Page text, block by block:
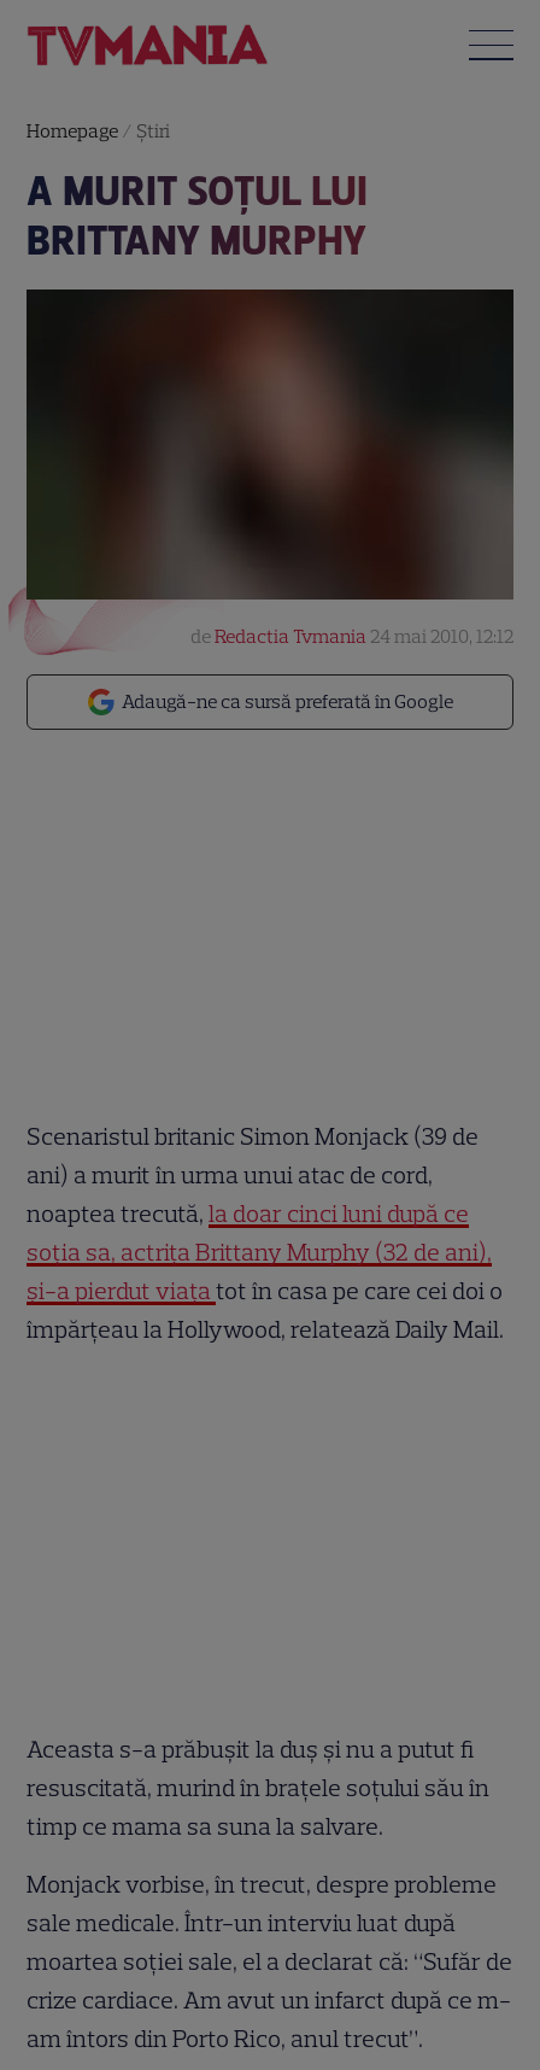
Homepage / Știri
A MURIT SOŢUL LUI
BRITTANY MURPHY
Adaugă-ne ca sursă preferată în Google
deRedactia Tvmania 24 mai 2010, 12:12
Scenaristul britanic Simon Monjack (39 de
ani) a murit în urma unui atac de cord,
noaptea trecută,la doar cinci luni după ce
soţia sa, actriţa Brittany Murphy (32 de ani),
şi-a pierdut viaţatot în casa pe care cei doi o
împărţeau la Hollywood, relatează Daily Mail.
Aceasta s-a prăbuşit la duş şi nu a putut fi
resuscitată, murind în braţele soţului său în
timp ce mama sa suna la salvare.
Monjack vorbise, în trecut, despre probleme
sale medicale. Într-un interviu luat după
moartea soţiei sale, el a declarat că: “Sufăr de
crize cardiace. Am avut un infarct după ce m-
am întors din Porto Rico, anul trecut”.